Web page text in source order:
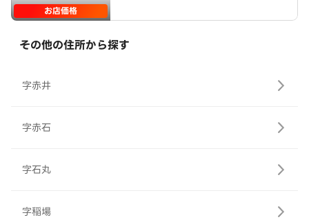
お店価格
その他の住所から探す
字赤井
字赤石
字石丸
字稲場